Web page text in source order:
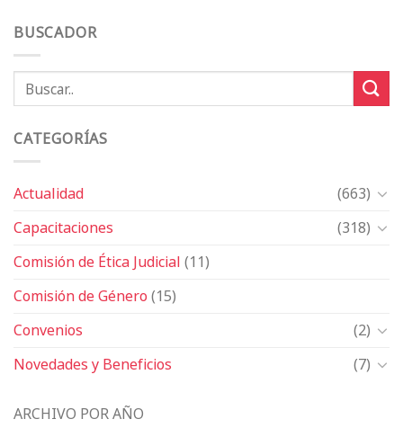
BUSCADOR
CATEGORÍAS
Actualidad
(663)
Capacitaciones
(318)
Comisión de Ética Judicial(11)
Comisión de Género(15)
Convenios
(2)
Novedades y Beneficios
(7)
ARCHIVO POR AÑO